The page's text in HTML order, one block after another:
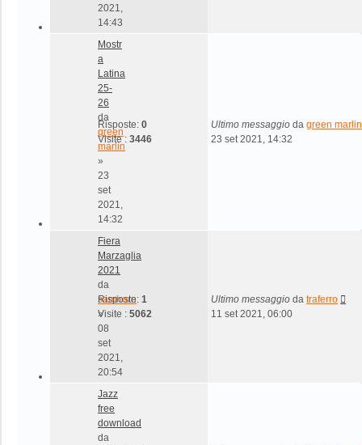
2021,
14:43
Mostr
a
Latina
25-
26
da
green
marlin
»
23
set
2021,
14:32
Risposte: 0
Visite : 3446
Ultimo messaggio da green marlin
23 set 2021, 14:32
Fiera
Marzaglia
2021
da
samhorn
»
08
set
2021,
20:54
Risposte: 1
Visite : 5062
Ultimo messaggio da traferro
11 set 2021, 06:00
Jazz
free
download
da